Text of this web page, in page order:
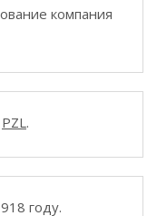
компания
PZL.
году.